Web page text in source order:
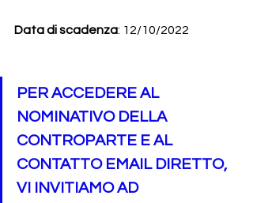
Data di scadenza: 12/10/2022
PER ACCEDERE AL
NOMINATIVO DELLA
CONTROPARTE E AL
CONTATTO EMAIL DIRETTO,
VI INVITIAMO AD